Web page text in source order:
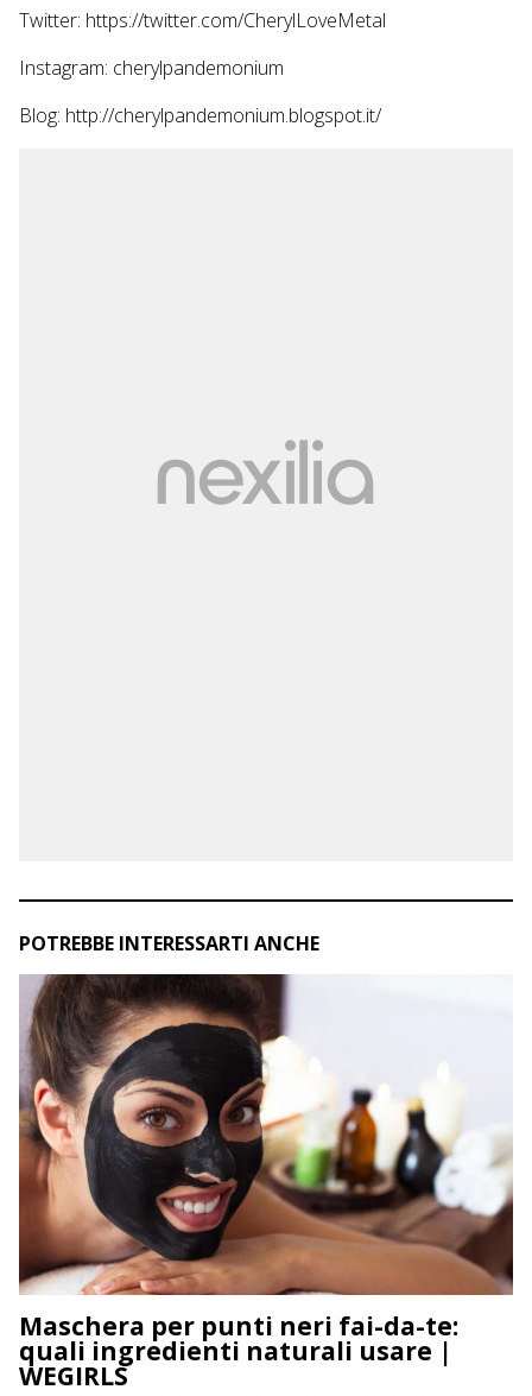
Twitter: https://twitter.com/CherylLoveMetal
Instagram: cherylpandemonium
Blog: http://cherylpandemonium.blogspot.it/
POTREBBE INTERESSARTI ANCHE
Maschera per punti neri fai-da-te:
quali ingredienti naturali usare |
WEGIRLS